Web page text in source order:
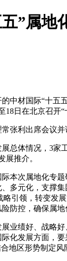
”属地
材国际“十五
18日在北京召开
利出席会议并
体情况，3家工
展推介。
次属地化专题
多元化，支撑
略引领，转变
防控，确保属地
绩好、战略好
化发展方面，
地区形势制定